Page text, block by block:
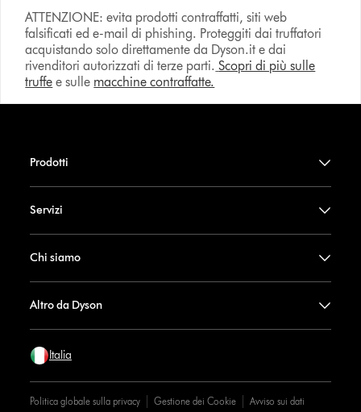
ATTENZIONE: evita prodotti contraffatti, siti web
falsificati ed e-mail di phishing. Proteggiti dai truffatori
acquistando solo direttamente da Dyson.it e dai
rivenditori autorizzati di terze parti. Scopri di più sulle
truffe e sulle macchine contraffatte.
Prodotti
Servizi
Chi siamo
Altro da Dyson
Italia
Politica globale sulla privacy Gestione dei Cookie Avviso sui dati